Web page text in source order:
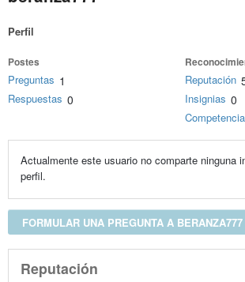
Perfil
Postes
Preguntas 1
Respuestas 0
Reputación
Insignias 0
Actualmente este usuario no comparte ninguna
perfil.
FORMULAR UNA PREGUNTA A BERANZA777
Reputación